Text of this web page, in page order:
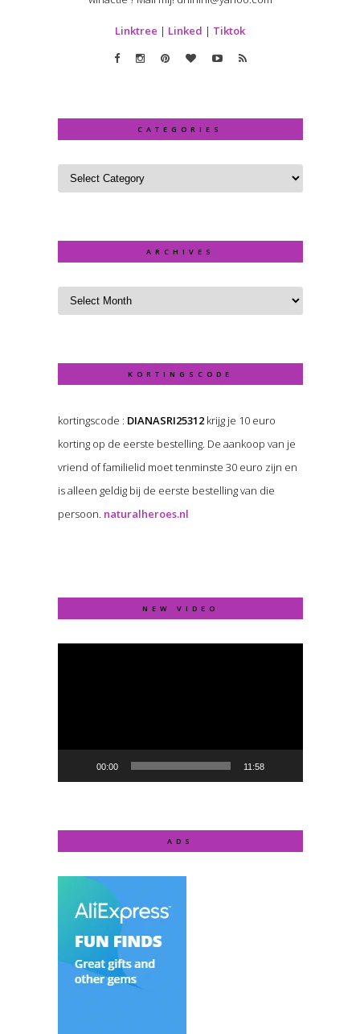
Linktree | Linked | Tiktok
CATEGORIES
ARCHIVES
KORTINGSCODE
kortingscode : DIANASRI25312krijg je 10 euro
korting op de eerste bestelling. De aankoop van je
vriend of familielid moet tenminste 30 euro zijn en
is alleen geldig bij de eerste bestelling van die
persoon. naturalheroes.nl
NEW VIDEO
Video
00:00 11:58
ADS